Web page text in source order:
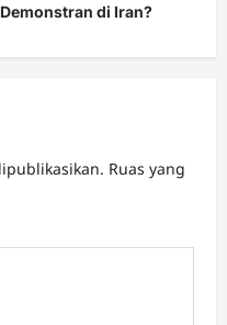
di Iran?
Ruas yang